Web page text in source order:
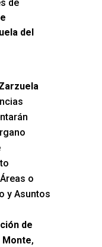
de
del
o
y Asuntos
de
Monte,